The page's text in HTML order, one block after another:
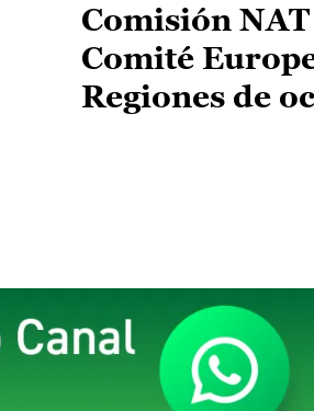
Comisión
Comité
Regiones de